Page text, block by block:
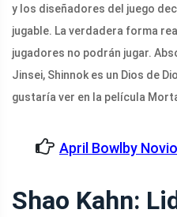
y los diseñadores del juego
jugable. La verdadera forma
jugadores no podrán jugar.
Jinsei, Shinnok es un Dios de
gustaría ver en la película
April Bowlby Novio
Shao Kahn: